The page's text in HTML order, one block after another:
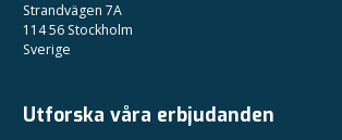
Strandvägen 7A
114 56 Stockholm
Sverige
Utforska våra erbjudanden